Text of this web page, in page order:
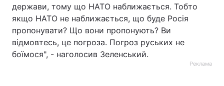
держави, тому що НАТО наближається. Тобто
якщо НАТО не наближається, що буде Росія
пропонувати? Що вони пропонують? Ви
відмовтесь, це погроза. Погроз руських не
боїмося", - наголосив Зеленський.
Реклама